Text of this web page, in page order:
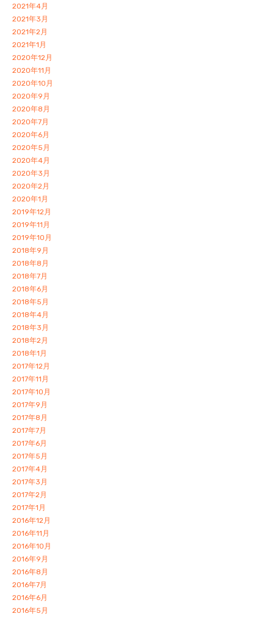
2021年4月
2021年3月
2021年2月
2021年1月
2020年12月
2020年11月
2020年10月
2020年9月
2020年8月
2020年7月
2020年6月
2020年5月
2020年4月
2020年3月
2020年2月
2020年1月
2019年12月
2019年11月
2019年10月
2018年9月
2018年8月
2018年7月
2018年6月
2018年5月
2018年4月
2018年3月
2018年2月
2018年1月
2017年12月
2017年11月
2017年10月
2017年9月
2017年8月
2017年7月
2017年6月
2017年5月
2017年4月
2017年3月
2017年2月
2017年1月
2016年12月
2016年11月
2016年10月
2016年9月
2016年8月
2016年7月
2016年6月
2016年5月